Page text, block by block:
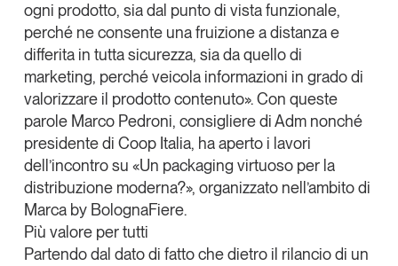
Chi siamo
Newsletter
Contatti
Tendenze Journal
La nostra newsletter nella tua email
Iscriviti
ogni prodotto, sia dal punto di vista funzionale,
perché ne consente una fruizione a distanza e
differita in tutta sicurezza, sia da quello di
marketing, perché veicola informazioni in grado di
valorizzare il prodotto contenuto». Con queste
parole Marco Pedroni, consigliere di Adm nonché
presidente di Coop Italia, ha aperto i lavori
dell’incontro su «Un packaging virtuoso per la
distribuzione moderna?», organizzato nell’ambito di
Marca by BolognaFiere.
Più valore per tutti
Partendo dal dato di fatto che dietro il rilancio di un